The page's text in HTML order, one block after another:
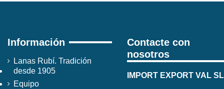
Información
Lanas Rubí. Tradición
desde 1905
Equipo
Contacte con
nosotros
IMPORT EXPORT VAL SL